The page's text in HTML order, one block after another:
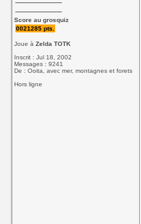
Score au grosquiz
0021285 pts.
Joue àZelda TOTK
Inscrit : Jul 18, 2002
Messages : 9241
De : Ooita, avec mer, montagnes et forets
Hors ligne